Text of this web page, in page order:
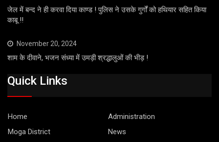
जेल में बन्द ने ही करवा दिया काण्ड ! पुलिस ने उसके गुर्गों को हथियार सहित किया
काबू !!
November 20, 2024
शाम के दीवाने, भजन संध्या में उमड़ी श्रद्धालुओं की भीड़ !
Quick Links
Home
Administration
Moga District
News